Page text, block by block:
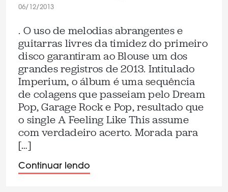
06/12/2013
. O uso de melodias abrangentes e
guitarras livres da timidez do primeiro
disco garantiram ao Blouse um dos
grandes registros de 2013. Intitulado
Imperium, o álbum é uma sequência
de colagens que passeiam pelo Dream
Pop, Garage Rock e Pop, resultado que
o single A Feeling Like This assume
com verdadeiro acerto. Morada para
[…]
Continuar lendo